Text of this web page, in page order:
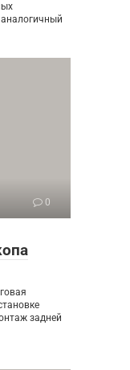
0
задней